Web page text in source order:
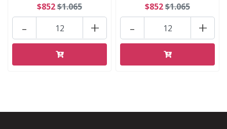
$852$1.065
+
-
$852$1.065
+
-